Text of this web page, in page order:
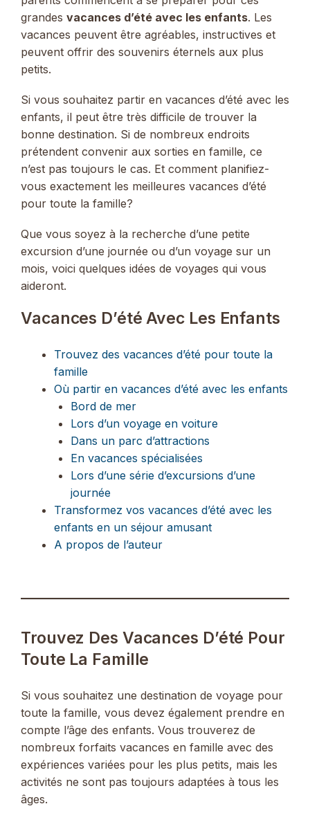
grandes vacances d’été avec les enfants. Les
vacances peuvent être agréables, instructives et
peuvent offrir des souvenirs éternels aux plus
petits.
Si vous souhaitez partir en vacances d’été avec les
enfants, il peut être très difficile de trouver la
bonne destination. Si de nombreux endroits
prétendent convenir aux sorties en famille, ce
n’est pas toujours le cas. Et comment planifiez-
vous exactement les meilleures vacances d’été
pour toute la famille?
Que vous soyez à la recherche d’une petite
excursion d’une journée ou d’un voyage sur un
mois, voici quelques idées de voyages qui vous
aideront.
Vacances D’été Avec Les Enfants
Trouvez des vacances d’été pour toute la
famille
Où partir en vacances d’été avec les enfants
Bord de mer
Lors d’un voyage en voiture
Dans un parc d’attractions
En vacances spécialisées
Lors d’une série d’excursions d’une
journée
Transformez vos vacances d’été avec les
enfants en un séjour amusant
A propos de l’auteur
Trouvez Des Vacances D’été Pour
Toute La Famille
Si vous souhaitez une destination de voyage pour
toute la famille, vous devez également prendre en
compte l’âge des enfants. Vous trouverez de
nombreux forfaits vacances en famille avec des
expériences variées pour les plus petits, mais les
activités ne sont pas toujours adaptées à tous les
âges.